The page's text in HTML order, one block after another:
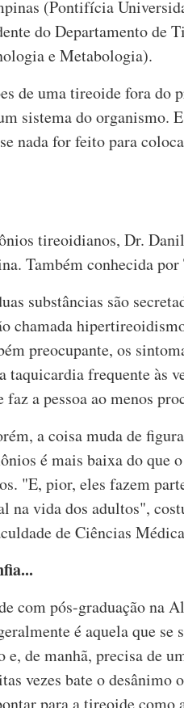
(Pontifícia
do Departamento de
e Metabologia).
de uma tireoide fora do
sistema do organismo.
nada for feito para
tireoidianos, Dr.
Também conhecida por
substâncias são
chamada
preocupante, os
taquicardia frequente às
faz a pessoa ao menos
a coisa muda de
é mais baixa do que
"E, pior, eles fazem
na vida dos adultos",
de Ciências
com pós-graduação na
é aquela que se
e, de manhã, precisa de
vezes bate o desânimo
para a tireoide como